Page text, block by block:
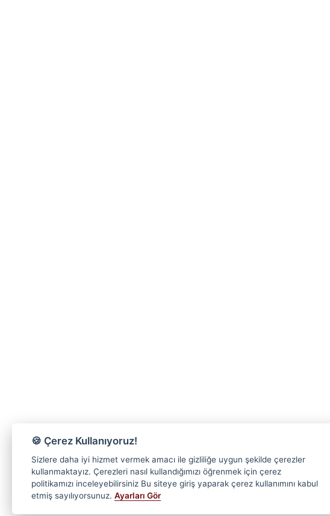
🍪 Çerez Kullanıyoruz!
Sizlere daha iyi hizmet vermek amacı ile gizliliğe uygun şekilde çerezler
kullanmaktayız. Çerezleri nasıl kullandığımızı öğrenmek için çerez
politikamızı inceleyebilirsiniz Bu siteye giriş yaparak çerez kullanımını kabul
etmiş sayılıyorsunuz. Ayarları Gör